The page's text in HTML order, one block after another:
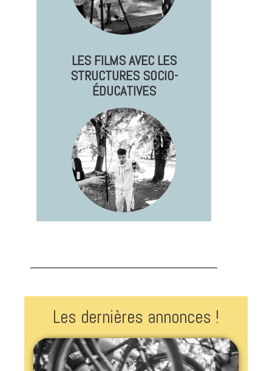
LES FILMS AVEC LES
STRUCTURES SOCIO-
ÉDUCATIVES
Les dernières annonces !